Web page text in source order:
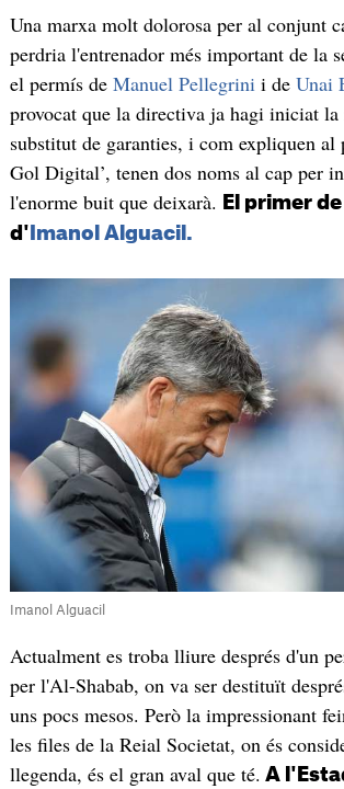
Una marxa molt dolorosa per al conjunt
perdria l'entrenador més important de la
el permís de Manuel Pellegrinii de Unai
provocat que la directiva ja hagi iniciat la
substitut de garanties, i com expliquen al
Gol Digital’, tenen dos noms al cap per
l'enorme buit que deixarà.
El primer
d' Imanol Alguacil.
Imanol Alguacil
Actualment es troba lliure després d'un
per l'Al-Shabab, on va ser destituït
uns pocs mesos. Però la impressionant
les files de la Reial Societat, on és
llegenda, és el gran aval que té. A